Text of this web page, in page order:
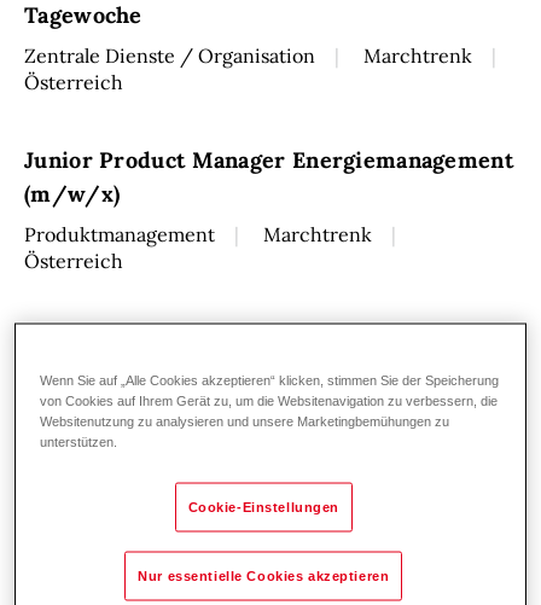
Tagewoche
Zentrale Dienste / Organisation
Marchtrenk
Österreich
Junior Product Manager Energiemanagement
(m/w/x)
Produktmanagement
Marchtrenk
Österreich
Wärmepumpen - Vorarlberg
Kundenservice / Technischer Support
Hohenems
Kundendiensttechniker (m/w/x) Raum
Salzburg Tennengau
Kundenservice / Technischer Support
Wenn Sie auf „Alle Cookies akzeptieren“ klicken, stimmen Sie der Speicherung
von Cookies auf Ihrem Gerät zu, um die Websitenavigation zu verbessern, die
Websitenutzung zu analysieren und unsere Marketingbemühungen zu
unterstützen.
Cookie-Einstellungen
Nur essentielle Cookies akzeptieren